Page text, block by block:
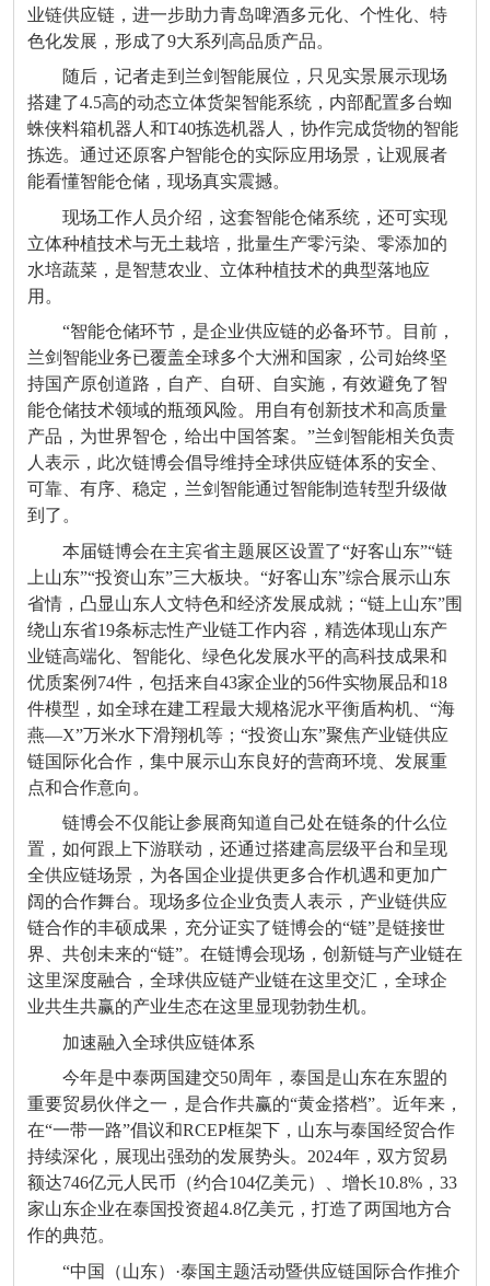
业链供应链，进一步助力青岛啤酒多元化、个性化、特
色化发展，形成了9大系列高品质产品。
随后，记者走到兰剑智能展位，只见实景展示现场
搭建了4.5高的动态立体货架智能系统，内部配置多台蜘
蛛侠料箱机器人和T40拣选机器人，协作完成货物的智能
拣选。通过还原客户智能仓的实际应用场景，让观展者
能看懂智能仓储，现场真实震撼。
现场工作人员介绍，这套智能仓储系统，还可实现
立体种植技术与无土栽培，批量生产零污染、零添加的
水培蔬菜，是智慧农业、立体种植技术的典型落地应
用。
“智能仓储环节，是企业供应链的必备环节。目前，
兰剑智能业务已覆盖全球多个大洲和国家，公司始终坚
持国产原创道路，自产、自研、自实施，有效避免了智
能仓储技术领域的瓶颈风险。用自有创新技术和高质量
产品，为世界智仓，给出中国答案。”兰剑智能相关负责
人表示，此次链博会倡导维持全球供应链体系的安全、
可靠、有序、稳定，兰剑智能通过智能制造转型升级做
到了。
本届链博会在主宾省主题展区设置了“好客山东”“链
上山东”“投资山东”三大板块。“好客山东”综合展示山东
省情，凸显山东人文特色和经济发展成就；“链上山东”围
绕山东省19条标志性产业链工作内容，精选体现山东产
业链高端化、智能化、绿色化发展水平的高科技成果和
优质案例74件，包括来自43家企业的56件实物展品和18
件模型，如全球在建工程最大规格泥水平衡盾构机、“海
燕—X”万米水下滑翔机等；“投资山东”聚焦产业链供应
链国际化合作，集中展示山东良好的营商环境、发展重
点和合作意向。
链博会不仅能让参展商知道自己处在链条的什么位
置，如何跟上下游联动，还通过搭建高层级平台和呈现
全供应链场景，为各国企业提供更多合作机遇和更加广
阔的合作舞台。现场多位企业负责人表示，产业链供应
链合作的丰硕成果，充分证实了链博会的“链”是链接世
界、共创未来的“链”。在链博会现场，创新链与产业链在
这里深度融合，全球供应链产业链在这里交汇，全球企
业共生共赢的产业生态在这里显现勃勃生机。
加速融入全球供应链体系
今年是中泰两国建交50周年，泰国是山东在东盟的
重要贸易伙伴之一，是合作共赢的“黄金搭档”。近年来，
在“一带一路”倡议和RCEP框架下，山东与泰国经贸合作
持续深化，展现出强劲的发展势头。2024年，双方贸易
额达746亿元人民币（约合104亿美元）、增长10.8%，33
家山东企业在泰国投资超4.8亿美元，打造了两国地方合
作的典范。
“中国（山东）·泰国主题活动暨供应链国际合作推介